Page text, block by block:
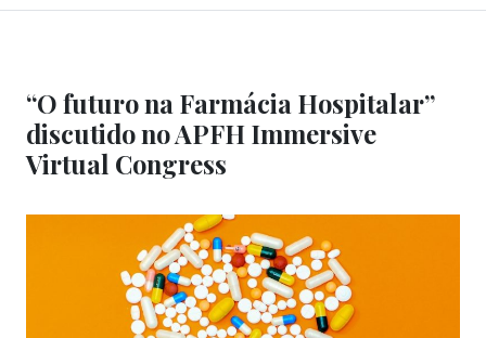
“O futuro na Farmácia Hospitalar”
discutido no APFH Immersive
Virtual Congress